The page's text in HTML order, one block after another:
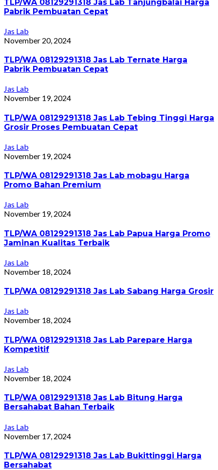
TLP/WA 08129291318 Jas Lab Tanjungbalai Harga
Pabrik Pembuatan Cepat
Jas Lab
November 20, 2024
TLP/WA 08129291318 Jas Lab Ternate Harga
Pabrik Pembuatan Cepat
Jas Lab
November 19, 2024
TLP/WA 08129291318 Jas Lab Tebing Tinggi Harga
Grosir Proses Pembuatan Cepat
Jas Lab
November 19, 2024
TLP/WA 08129291318 Jas Lab mobagu Harga
Promo Bahan Premium
Jas Lab
November 19, 2024
TLP/WA 08129291318 Jas Lab Papua Harga Promo
Jaminan Kualitas Terbaik
Jas Lab
November 18, 2024
TLP/WA 08129291318 Jas Lab Sabang Harga Grosir
Jas Lab
November 18, 2024
TLP/WA 08129291318 Jas Lab Parepare Harga
Kompetitif
Jas Lab
November 18, 2024
TLP/WA 08129291318 Jas Lab Bitung Harga
Bersahabat Bahan Terbaik
Jas Lab
November 17, 2024
TLP/WA 08129291318 Jas Lab Bukittinggi Harga
Bersahabat